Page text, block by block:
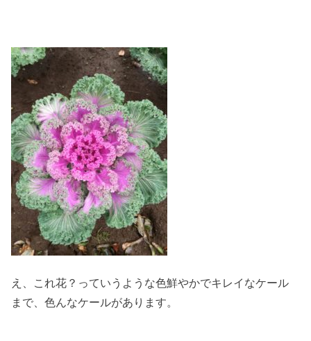
え、これ花？っていうような色鮮やかでキレイなケール
まで、色んなケールがあります。